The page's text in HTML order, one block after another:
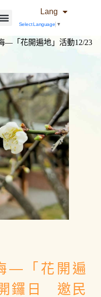
Lang
Select Language ▼
—「花開遍地」活動12/23
—「花開遍
鑼日 邀民